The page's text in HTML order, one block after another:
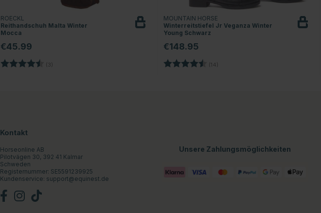
ROECKL
Reithandschuh Malta Winter
Mocca
€45.99
Bewertung: (3)
MOUNTAIN HORSE
Winterreitstiefel Jr Veganza Winter
Young Schwarz
€148.95
Bewertung: (14)
Kontakt
Horseonline AB
Pilotvägen 30, 392 41 Kalmar
Schweden
Registernummer: SE5591239925
Kundenservice: support@equinest.de
Unsere Zahlungsmöglichkeiten